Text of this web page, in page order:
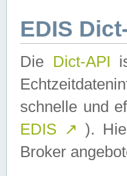
EDIS
Die Dict-API
schnelle und
EDIS ↗ ).
Broker